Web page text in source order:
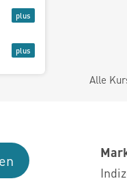
Alle